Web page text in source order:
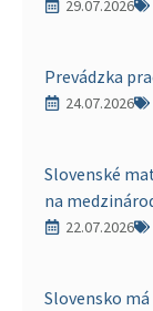
29.07.2026
Prevádzka
24.07.2026
Slovenské
na
22.07.2026
Slovensko